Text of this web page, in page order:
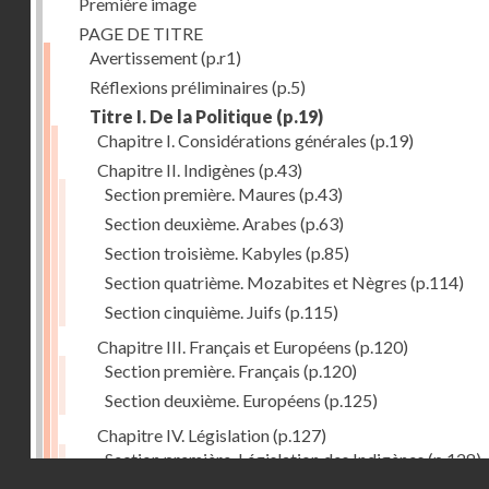
PAGE DE TITRE
Avertissement(p.r1)
Réflexions préliminaires (p.5)
Titre I. De la Politique (p.19)
Chapitre I. Considérations générales (p.19)
Chapitre II. Indigènes (p.43)
Section première. Maures (p.43)
Section deuxième. Arabes (p.63)
Section troisième. Kabyles (p.85)
Section quatrième. Mozabites et Nègres (p.114)
Section cinquième. Juifs (p.115)
Chapitre III. Français et Européens (p.120)
Section première. Français (p.120)
Section deuxième. Européens (p.125)
Chapitre IV. Législation(p.127)
Section première. Législation des Indigènes(p.128)